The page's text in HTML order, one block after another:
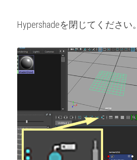
Hypershadeを閉じてください。